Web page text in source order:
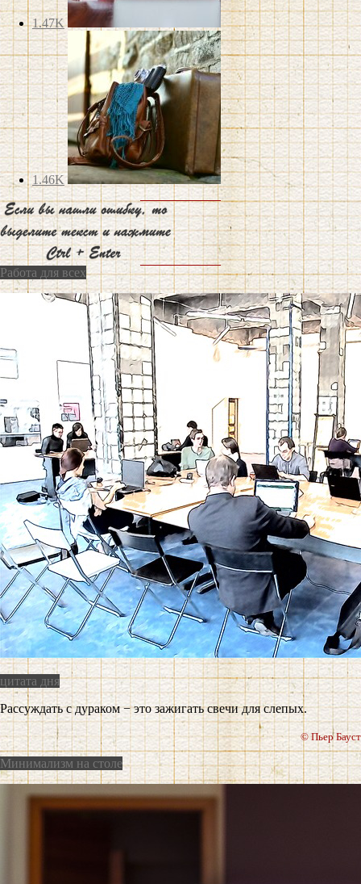
1.47K
1.46K
Работа для всех
цитата дня
Рассуждать с дураком − это зажигать свечи для слепых.
© Пьер Бауст
Минимализм на столе